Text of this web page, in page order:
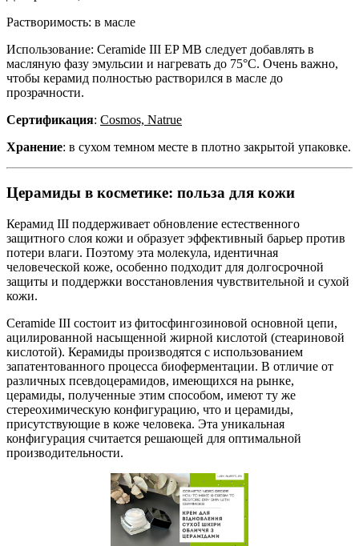
Растворимость: в масле
Использование: Ceramide III EP MB следует добавлять в
масляную фазу эмульсии и нагревать до 75°С. Очень важно,
чтобы керамид полностью растворился в масле до
прозрачности.
Сертификация: Cosmos, Natrue
Хранение: в сухом темном месте в плотно закрытой упаковке.
Церамиды в косметике: польза для кожи
Керамид III поддерживает обновление естественного
защитного слоя кожи и образует эффективный барьер против
потери влаги. Поэтому эта молекула, идентичная
человеческой коже, особенно подходит для долгосрочной
защиты и поддержки восстановления чувствительной и сухой
кожи.
Ceramide III состоит из фитосфингозиновой основной цепи,
ацилированной насыщенной жирной кислотой (стеариновой
кислотой). Керамиды производятся с использованием
запатентованного процесса биоферментации. В отличие от
различных псевдоцерамидов, имеющихся на рынке,
церамиды, полученные этим способом, имеют ту же
стереохимическую конфигурацию, что и церамиды,
присутствующие в коже человека. Эта уникальная
конфигурация считается решающей для оптимальной
производительности.